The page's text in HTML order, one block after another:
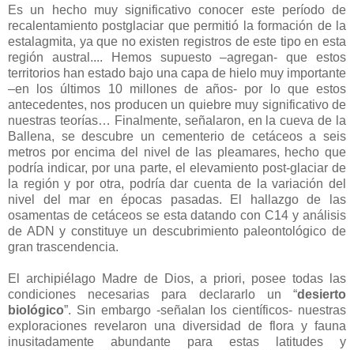
Es un hecho muy significativo conocer este período de
recalentamiento postglaciar que permitió la formación de la
estalagmita, ya que no existen registros de este tipo en esta
región austral.... Hemos supuesto –agregan- que estos
territorios han estado bajo una capa de hielo muy importante
–en los últimos 10 millones de años- por lo que estos
antecedentes, nos producen un quiebre muy significativo de
nuestras teorías… Finalmente, señalaron, en la cueva de la
Ballena, se descubre un cementerio de cetáceos a seis
metros por encima del nivel de las pleamares, hecho que
podría indicar, por una parte, el elevamiento post-glaciar de
la región y por otra, podría dar cuenta de la variación del
nivel del mar en épocas pasadas. El hallazgo de las
osamentas de cetáceos se esta datando con C14 y análisis
de ADN y constituye un descubrimiento paleontológico de
gran trascendencia.
El archipiélago Madre de Dios, a priori, posee todas las
condiciones necesarias para declararlo un “desierto
biológico”. Sin embargo -señalan los científicos- nuestras
exploraciones revelaron una diversidad de flora y fauna
inusitadamente abundante para estas latitudes y